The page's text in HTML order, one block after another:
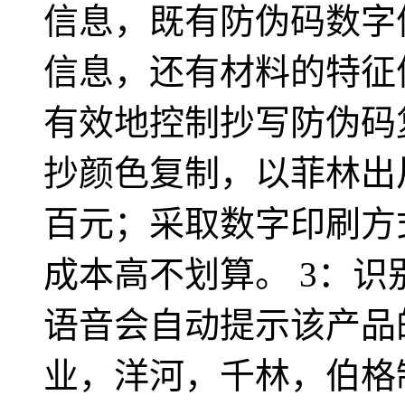
信息，既有防伪码数
信息，还有材料的特
有效地控制抄写防伪
抄颜色复制，以菲林
百元；采取数字印刷
成本高不划算。 3：
语音会自动提示该产
业，洋河，千林，伯